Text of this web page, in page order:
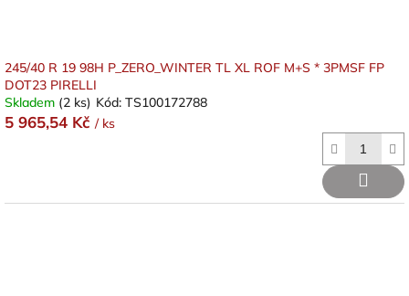
245/40 R 19 98H P_ZERO_WINTER TL XL ROF M+S * 3PMSF FP
DOT23 PIRELLI
Skladem (2 ks) Kód: TS100172788
5 965,54 Kč / ks